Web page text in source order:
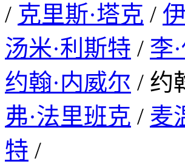
/ 克里斯·塔克 /
汤米·利斯特 / 李
约翰·内威尔 / 约
弗·法里班克 / 麦
特 /